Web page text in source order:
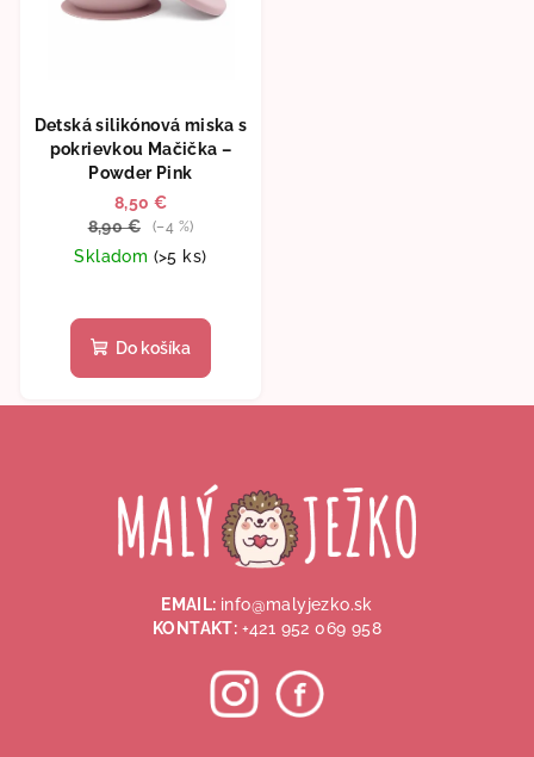
Detská silikónová miska s
pokrievkou Mačička –
Powder Pink
8,50 €
8,90 €
(–4 %)
Skladom (>5 ks)
hodnotenie
produktu
Do košíka
EMAIL: info@malyjezko.sk
KONTAKT: +421 952 069 958